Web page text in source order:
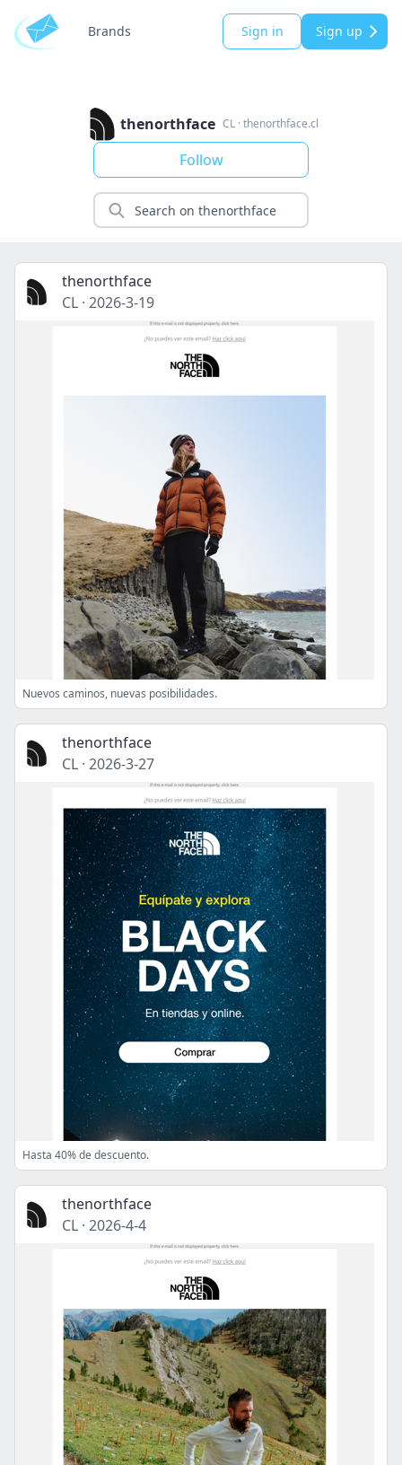
Brands Sign in Sign up
thenorthface CL·thenorthface.cl
Follow
thenorthface
CL · 2026-3-19
Nuevos caminos, nuevas posibilidades.
thenorthface
CL · 2026-3-27
Hasta 40% de descuento.
thenorthface
CL · 2026-4-4